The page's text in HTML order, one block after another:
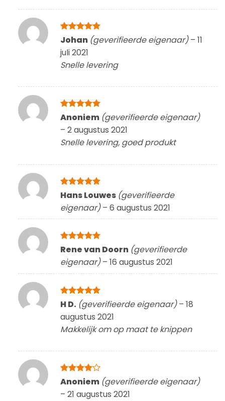
Gewaardeerd
Johan (geverifieerde eigenaar) – 11
juli 2021
Snelle levering
Gewaardeerd
Anoniem (geverifieerde eigenaar)
– 2 augustus 2021
Snelle levering, goed produkt
Gewaardeerd
Hans Louwes (geverifieerde
eigenaar) – 6 augustus 2021
Gewaardeerd
Rene van Doorn (geverifieerde
eigenaar) – 16 augustus 2021
Gewaardeerd
uit 5
H D. (geverifieerde eigenaar) – 18
augustus 2021
Makkelijk om op maat te knippen
Gewaardeerd
Anoniem (geverifieerde eigenaar)
– 21 augustus 2021